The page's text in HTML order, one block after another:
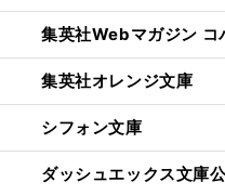
集英社Webマガジン コ
集英社オレンジ文庫
シフォン文庫
ダッシュエックス文庫